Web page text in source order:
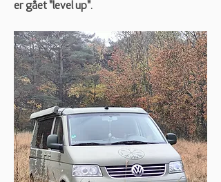
er gået "level up".